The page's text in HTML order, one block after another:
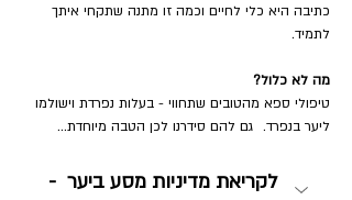
כתיבה היא כלי לחיים וכמה זו מתנה שתקחי איתך
לתמיד.
מה לא כלול?
טיפולי ספא מהטובים שתחווי - בעלות נפרדת וישולמו
ליער בנפרד.  גם להם סידרנו לכן הטבה מיוחדת...
לקריאת מדיניות מסע ביער  -